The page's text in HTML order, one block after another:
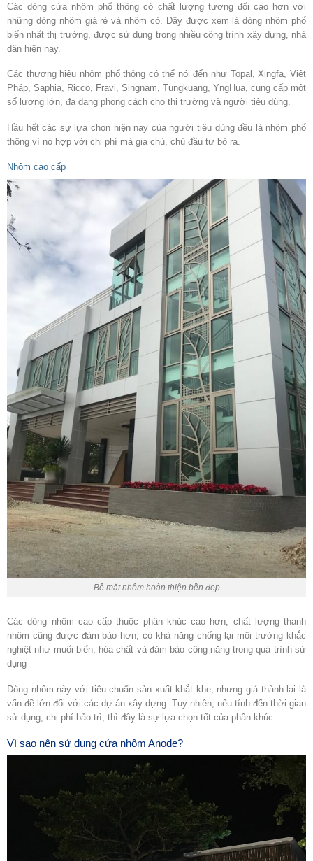
Các dòng cửa nhôm phổ thông có chất lượng tương đối cao hơn với
những dòng nhôm giá rẻ và nhôm cỏ. Đây được xem là dòng nhôm phổ
biến nhất thị trường, được sử dụng trong nhiều công trình xây dựng, nhà
dân hiện nay.
Các thương hiệu nhôm phổ thông có thể nói đến như Topal, Xingfa, Việt
Pháp, Saphia, Ricco, Fravi, Singnam, Tungkuang, YngHua, cung cấp một
số lượng lớn, đa dạng phong cách cho thị trường và người tiêu dùng.
Hầu hết các sự lựa chọn hiện nay của người tiêu dùng đều là nhôm phổ
thông vì nó hợp với chi phí mà gia chủ, chủ đầu tư bỏ ra.
Nhôm cao cấp
Bề mặt nhôm hoàn thiện bền đẹp
Các dòng nhôm cao cấp thuộc phân khúc cao hơn, chất lượng thanh
nhôm cũng được đảm bảo hơn, có khả năng chống lại môi trường khắc
nghiệt như muối biển, hóa chất và đảm bảo công năng trong quá trình sử
dụng
Dòng nhôm này với tiêu chuẩn sản xuất khắt khe, nhưng giá thành lại là
vấn đề lớn đối với các dự án xây dựng. Tuy nhiên, nếu tính đến thời gian
sử dụng, chi phí bảo trì, thì đây là sự lựa chọn tốt của phân khúc.
Vì sao nên sử dụng cửa nhôm Anode?